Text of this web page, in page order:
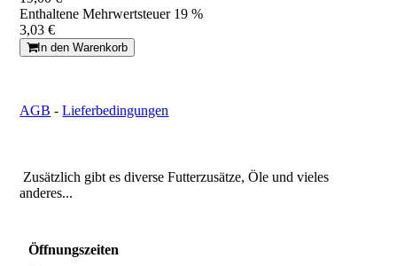
Enthaltene Mehrwertsteuer 19 %
3,03 €
In den Warenkorb
AGB -Lieferbedingungen
Zusätzlich gibt es diverse Futterzusätze, Öle und vieles
anderes...
Öffnungszeiten